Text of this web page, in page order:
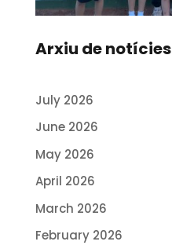
Arxiu de notícies
July 2026
June 2026
May 2026
April 2026
March 2026
February 2026